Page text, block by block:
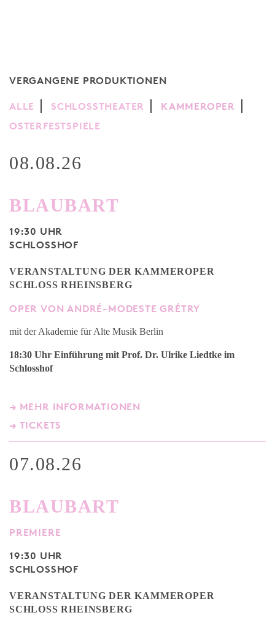
VERGANGENE PRODUKTIONEN
ALLE SCHLOSSTHEATER
KAMMEROPER
OSTERFESTSPIELE
08.08.26
BLAUBART
19:30 UHR
SCHLOSSHOF
VERANSTALTUNG DER KAMMEROPER
SCHLOSS RHEINSBERG
OPER VON ANDRÉ-MODESTE GRÉTRY
mit der Akademie für Alte Musik Berlin
18:30 Uhr Einführung mit Prof. Dr. Ulrike Liedtke im
Schlosshof
→ MEHR INFORMATIONEN
→ TICKETS
07.08.26
BLAUBART
PREMIERE
19:30 UHR
SCHLOSSHOF
VERANSTALTUNG DER KAMMEROPER
SCHLOSS RHEINSBERG